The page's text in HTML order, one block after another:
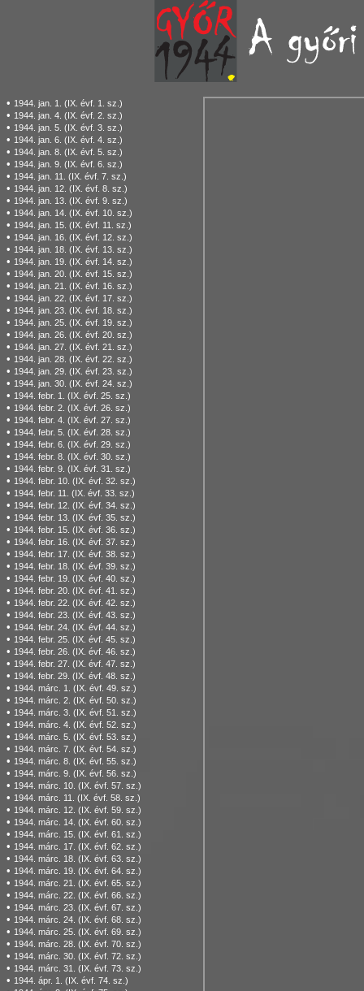
• 1944. jan. 1. (IX. évf. 1. sz.)
• 1944. jan. 4. (IX. évf. 2. sz.)
• 1944. jan. 5. (IX. évf. 3. sz.)
• 1944. jan. 6. (IX. évf. 4. sz.)
• 1944. jan. 8. (IX. évf. 5. sz.)
• 1944. jan. 9. (IX. évf. 6. sz.)
• 1944. jan. 11. (IX. évf. 7. sz.)
• 1944. jan. 12. (IX. évf. 8. sz.)
• 1944. jan. 13. (IX. évf. 9. sz.)
• 1944. jan. 14. (IX. évf. 10. sz.)
• 1944. jan. 15. (IX. évf. 11. sz.)
• 1944. jan. 16. (IX. évf. 12. sz.)
• 1944. jan. 18. (IX. évf. 13. sz.)
• 1944. jan. 19. (IX. évf. 14. sz.)
• 1944. jan. 20. (IX. évf. 15. sz.)
• 1944. jan. 21. (IX. évf. 16. sz.)
• 1944. jan. 22. (IX. évf. 17. sz.)
• 1944. jan. 23. (IX. évf. 18. sz.)
• 1944. jan. 25. (IX. évf. 19. sz.)
• 1944. jan. 26. (IX. évf. 20. sz.)
• 1944. jan. 27. (IX. évf. 21. sz.)
• 1944. jan. 28. (IX. évf. 22. sz.)
• 1944. jan. 29. (IX. évf. 23. sz.)
• 1944. jan. 30. (IX. évf. 24. sz.)
• 1944. febr. 1. (IX. évf. 25. sz.)
• 1944. febr. 2. (IX. évf. 26. sz.)
• 1944. febr. 4. (IX. évf. 27. sz.)
• 1944. febr. 5. (IX. évf. 28. sz.)
• 1944. febr. 6. (IX. évf. 29. sz.)
• 1944. febr. 8. (IX. évf. 30. sz.)
• 1944. febr. 9. (IX. évf. 31. sz.)
• 1944. febr. 10. (IX. évf. 32. sz.)
• 1944. febr. 11. (IX. évf. 33. sz.)
• 1944. febr. 12. (IX. évf. 34. sz.)
• 1944. febr. 13. (IX. évf. 35. sz.)
• 1944. febr. 15. (IX. évf. 36. sz.)
• 1944. febr. 16. (IX. évf. 37. sz.)
• 1944. febr. 17. (IX. évf. 38. sz.)
• 1944. febr. 18. (IX. évf. 39. sz.)
• 1944. febr. 19. (IX. évf. 40. sz.)
• 1944. febr. 20. (IX. évf. 41. sz.)
• 1944. febr. 22. (IX. évf. 42. sz.)
• 1944. febr. 23. (IX. évf. 43. sz.)
• 1944. febr. 24. (IX. évf. 44. sz.)
• 1944. febr. 25. (IX. évf. 45. sz.)
• 1944. febr. 26. (IX. évf. 46. sz.)
• 1944. febr. 27. (IX. évf. 47. sz.)
• 1944. febr. 29. (IX. évf. 48. sz.)
• 1944. márc. 1. (IX. évf. 49. sz.)
• 1944. márc. 2. (IX. évf. 50. sz.)
• 1944. márc. 3. (IX. évf. 51. sz.)
• 1944. márc. 4. (IX. évf. 52. sz.)
• 1944. márc. 5. (IX. évf. 53. sz.)
• 1944. márc. 7. (IX. évf. 54. sz.)
• 1944. márc. 8. (IX. évf. 55. sz.)
• 1944. márc. 9. (IX. évf. 56. sz.)
• 1944. márc. 10. (IX. évf. 57. sz.)
• 1944. márc. 11. (IX. évf. 58. sz.)
• 1944. márc. 12. (IX. évf. 59. sz.)
• 1944. márc. 14. (IX. évf. 60. sz.)
• 1944. márc. 15. (IX. évf. 61. sz.)
• 1944. márc. 17. (IX. évf. 62. sz.)
• 1944. márc. 18. (IX. évf. 63. sz.)
• 1944. márc. 19. (IX. évf. 64. sz.)
• 1944. márc. 21. (IX. évf. 65. sz.)
• 1944. márc. 22. (IX. évf. 66. sz.)
• 1944. márc. 23. (IX. évf. 67. sz.)
• 1944. márc. 24. (IX. évf. 68. sz.)
• 1944. márc. 25. (IX. évf. 69. sz.)
• 1944. márc. 28. (IX. évf. 70. sz.)
• 1944. márc. 30. (IX. évf. 72. sz.)
• 1944. márc. 31. (IX. évf. 73. sz.)
• 1944. ápr. 1. (IX. évf. 74. sz.)